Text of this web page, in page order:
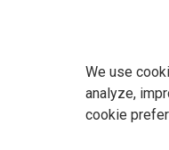
We use
analyze,
cookie